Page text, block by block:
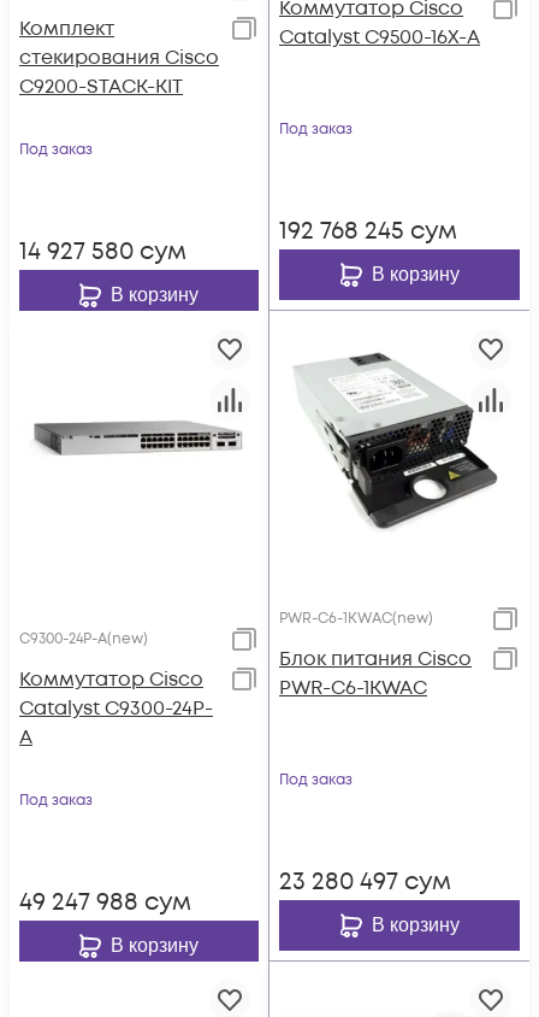
Комплект
стекирования Cisco
C9200-STACK-KIT
Под заказ
14 927 580 сум
В корзину
Коммутатор Cisco
Catalyst C9500-16X-A
Под заказ
192 768 245 сум
В корзину
C9300-24P-A(new)
Коммутатор Cisco
Catalyst C9300-24P-
A
Под заказ
49 247 988 сум
В корзину
PWR-C6-1KWAC(new)
Блок питания Cisco
PWR-C6-1KWAC
Под заказ
23 280 497 сум
В корзину